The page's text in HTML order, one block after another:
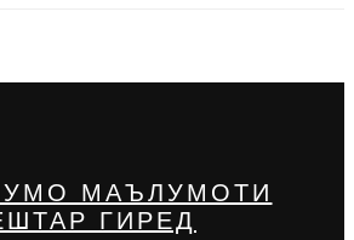
МАЪЛУМОТИ
ГИРЕД